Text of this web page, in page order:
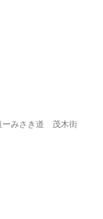
ーみさき道 茂木街